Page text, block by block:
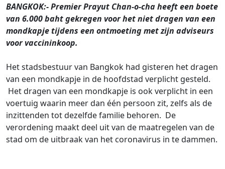
BANGKOK:- Premier Prayut Chan-o-cha heeft een boete
van 6.000 baht gekregen voor het niet dragen van een
mondkapje tijdens een ontmoeting met zijn adviseurs
voor vaccininkoop.
Het stadsbestuur van Bangkok had gisteren het dragen
van een mondkapje in de hoofdstad verplicht gesteld.
Het dragen van een mondkapje is ook verplicht in een
voertuig waarin meer dan één persoon zit, zelfs als de
inzittenden tot dezelfde familie behoren. De
verordening maakt deel uit van de maatregelen van de
stad om de uitbraak van het coronavirus in te dammen.